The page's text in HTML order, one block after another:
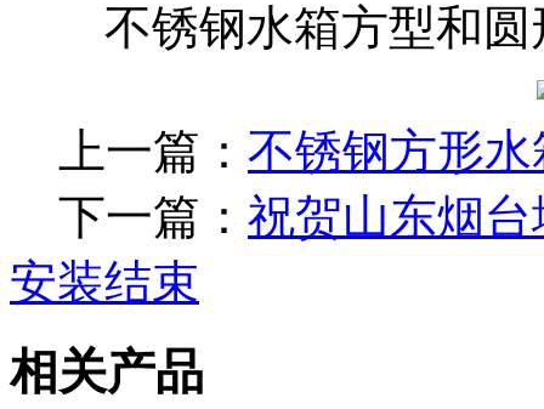
不锈钢水箱方型和圆
上一篇： 不锈钢方形
下一篇： 祝贺山东烟
安装结束
相关产品